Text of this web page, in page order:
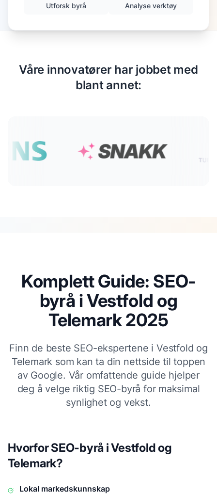
Utforsk byrå Analyse verktøy
Våre innovatører har jobbet med
blant annet:
Komplett Guide: SEO-
byrå iVestfold og
Telemark2025
Finn de beste SEO-ekspertene i Vestfold og
Telemark som kan ta din nettside til toppen
av Google. Vår omfattende guide hjelper
deg å velge riktig SEO-byrå for maksimal
synlighet og vekst.
Hvorfor SEO-byrå iVestfold og
Telemark?
Lokal markedskunnskap